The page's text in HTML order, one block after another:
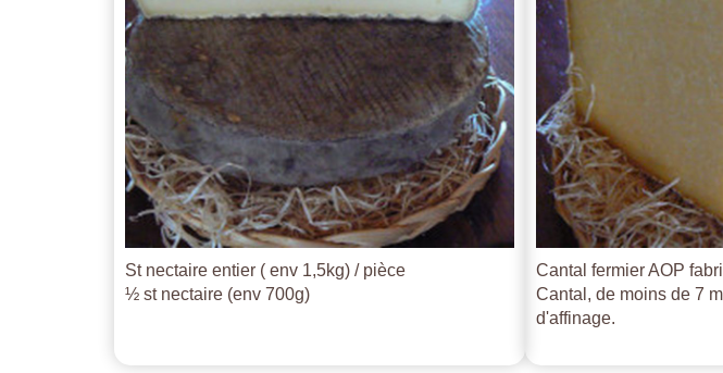
St nectaire entier ( env 1,5kg) / pièce
½ st nectaire (env 700g)
Cantal fermier AOP
Cantal, de moins de 7
d'affinage.